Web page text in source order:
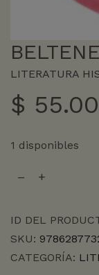
LITERATURA
$
1 disponibles
cantidad
ID DEL
SKU:
CATEGORÍA: